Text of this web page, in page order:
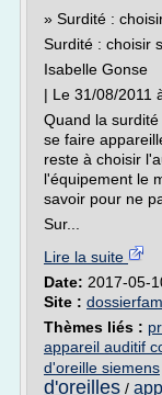
» Surdité :
Surdité : choisir
Isabelle Gonse
| Le 31/08/2011
Quand la
se faire
reste à choisir
l'équipement le
savoir pour ne
Sur...
Lire la suite
Date: 2017-05-
Site :
Thèmes liés :
appareil auditif
d'oreille siemens
d'oreilles /